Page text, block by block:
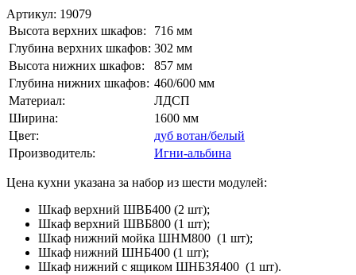
Артикул: 19079
Высота верхних шкафов:
716 мм
Глубина верхних шкафов: 302 мм
Высота нижних шкафов:
857 мм
Глубина нижних шкафов: 460/600 мм
Материал:
ЛДСП
Ширина:
1600 мм
Цвет:
дуб вотан/белый
Производитель:
Игни-альбина
Цена кухни указана за набор из шести модулей:
Шкаф верхний ШВБ400 (2 шт);
Шкаф верхний ШВБ800 (1 шт);
Шкаф нижний мойка ШНМ800 (1 шт);
Шкаф нижний ШНБ400 (1 шт);
Шкаф нижний с ящиком ШНБ3Я400 (1 шт).